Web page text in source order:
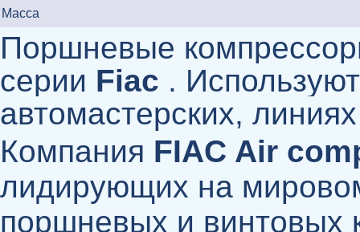
Масса
Поршневые
серии Fiac .
автомастерских,
Компания FIAC Air
лидирующих на
поршневых и винтовых